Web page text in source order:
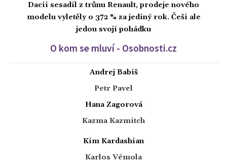
Dacii sesadil z trůnu Renault, prodeje nového
modelu vyletěly o 372 % za jediný rok. Češi ale
jedou svojí pohádku
O kom se mluví - Osobnosti.cz
Andrej Babiš
Petr Pavel
Hana Zagorová
Kazma Kazmitch
Kim Kardashian
Karlos Vémola